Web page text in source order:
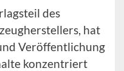
des
hat
Veröffentlichung
konzentriert